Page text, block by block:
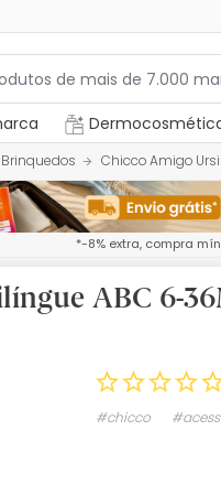
Brinquedos Chicco Amigo
*-8% extra, compra
ABC 6-
#chicco